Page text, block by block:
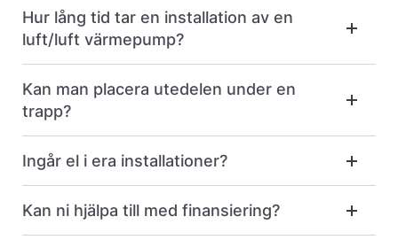
Hur lång tid tar en installation av en
luft/luft värmepump?
Kan man placera utedelen under en
trapp?
Ingår el i era installationer?
Kan ni hjälpa till med finansiering?